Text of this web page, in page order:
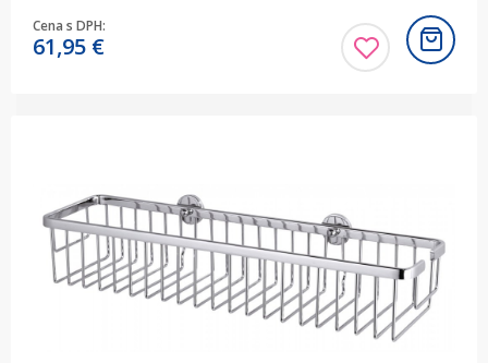
Cena s DPH:
61,95 €